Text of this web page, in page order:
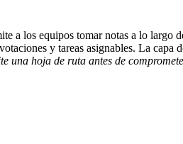
a los equipos tomar notas a lo
y tareas asignables. La capa
una hoja de ruta antes de